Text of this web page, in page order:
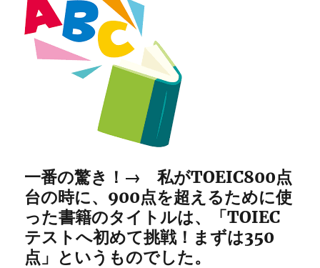
一番の驚き！→ 私がTOEIC800点
台の時に、900点を超えるために使
った書籍のタイトルは、「TOIEC
テストへ初めて挑戦！まずは350
点」というものでした。